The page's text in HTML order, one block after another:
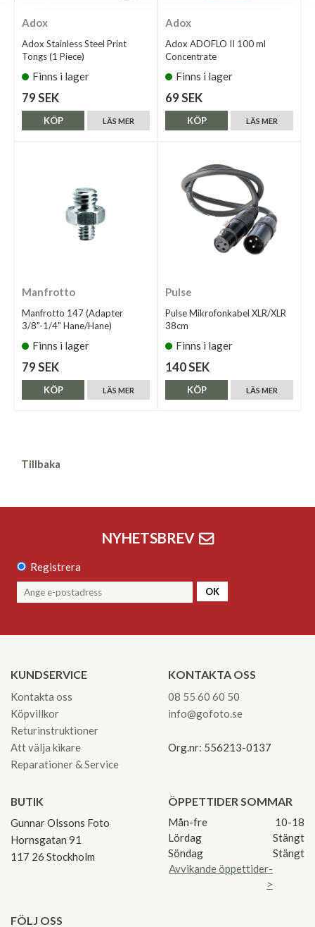
Adox
Adox Stainless Steel Print
Tongs (1 Piece)
Finns i lager
79 SEK
LÄS MER
KÖP
Adox
Adox ADOFLO II 100 ml
Concentrate
Finns i lager
69 SEK
LÄS MER
KÖP
Manfrotto
Manfrotto 147 (Adapter
3/8"-1/4" Hane/Hane)
Finns i lager
79 SEK
LÄS MER
KÖP
Pulse
Pulse Mikrofonkabel XLR/XLR
38cm
Finns i lager
140 SEK
LÄS MER
KÖP
Tillbaka
NYHETSBREV
Registrera
OK
KUNDSERVICE
Kontakta oss
Köpvillkor
Returinstruktioner
Att välja kikare
Reparationer & Service
KONTAKTA OSS
08 55 60 60 50
info@gofoto.se
Org.nr: 556213-0137
BUTIK
Gunnar Olssons Foto
Hornsgatan 91
117 26 Stockholm
ÖPPETTIDER SOMMAR
Mån-fre
10-18
Lördag
Stängt
Söndag
Stängt
Avvikande öppettider-
>
FÖLJ OSS